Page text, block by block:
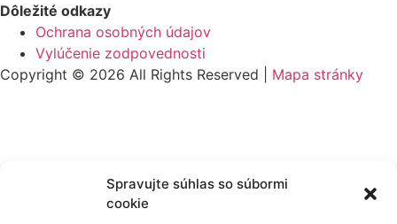
Spravujte súhlas so súbormi
cookie
Dôležité odkazy
Ochrana osobných údajov
Vylúčenie zodpovednosti
Copyright © 2026 All Rights Reserved | Mapa stránky